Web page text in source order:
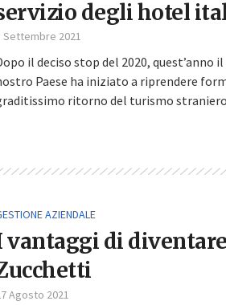
degli hotel
Settembre 2021
il deciso stop del 2020,
Paese ha iniziato a riprendere
ritorno del turismo
AZIENDALE
vantaggi di
Agosto 2021